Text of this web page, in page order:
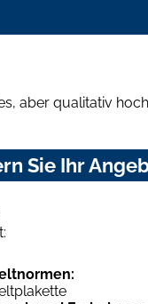
aber qualitativ
Sie Ihr